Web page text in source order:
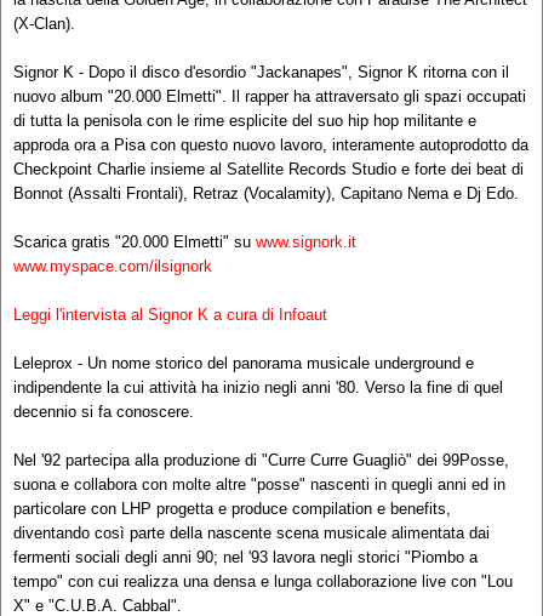
(X-Clan).
Signor K - Dopo il disco d'esordio "Jackanapes", Signor K ritorna con il
nuovo album "20.000 Elmetti". Il rapper ha attraversato gli spazi occupati
di tutta la penisola con le rime esplicite del suo hip hop militante e
approda ora a Pisa con questo nuovo lavoro, interamente autoprodotto da
Checkpoint Charlie insieme al Satellite Records Studio e forte dei beat di
Bonnot (Assalti Frontali), Retraz (Vocalamity), Capitano Nema e Dj Edo.
Scarica gratis "20.000 Elmetti" su www.signork.it
www.myspace.com/ilsignork
Leggi l'intervista al Signor K a cura di Infoaut
Leleprox - Un nome storico del panorama musicale underground e
indipendente la cui attività ha inizio negli anni '80. Verso la fine di quel
decennio si fa conoscere.
Nel '92 partecipa alla produzione di "Curre Curre Guagliò" dei 99Posse,
suona e collabora con molte altre "posse" nascenti in quegli anni ed in
particolare con LHP progetta e produce compilation e benefits,
diventando così parte della nascente scena musicale alimentata dai
fermenti sociali degli anni 90; nel '93 lavora negli storici "Piombo a
tempo" con cui realizza una densa e lunga collaborazione live con "Lou
X" e "C.U.B.A. Cabbal".